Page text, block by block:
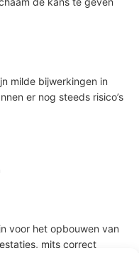
milde bijwerkingen in
er nog steeds risico’s
voor het opbouwen van
mits correct